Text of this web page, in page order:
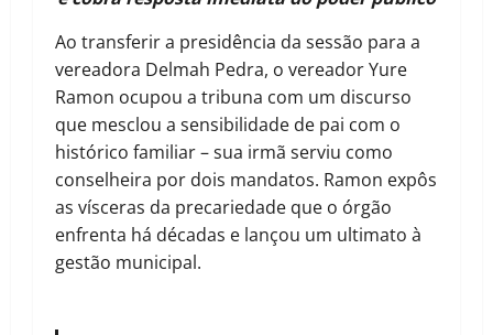
Ao transferir a presidência da sessão para a
vereadora Delmah Pedra, o vereador Yure
Ramon ocupou a tribuna com um discurso
que mesclou a sensibilidade de pai com o
histórico familiar – sua irmã serviu como
conselheira por dois mandatos. Ramon expôs
as vísceras da precariedade que o órgão
enfrenta há décadas e lançou um ultimato à
gestão municipal.